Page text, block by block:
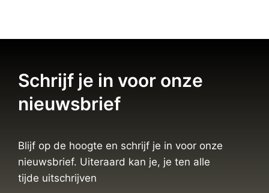
Schrijf je in voor onze
nieuwsbrief
Blijf op de hoogte en schrijf je in voor onze
nieuwsbrief. Uiteraard kan je, je ten alle
tijde uitschrijven